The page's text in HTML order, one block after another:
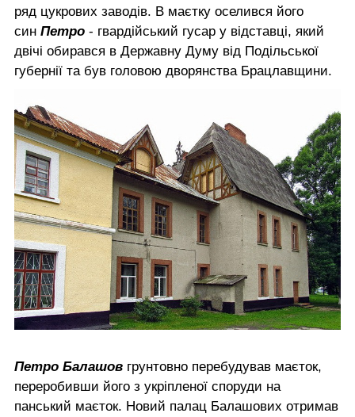
ряд цукрових заводів. В маєтку оселився його
син Петро - гвардійський гусар у відставці, який
двічі обирався в Державну Думу від Подільської
губернії та був головою дворянства Брацлавщини.
Петро Балашов грунтовно перебудував маєток,
переробивши його з укріпленої споруди на
панський маєток. Новий палац Балашових отримав